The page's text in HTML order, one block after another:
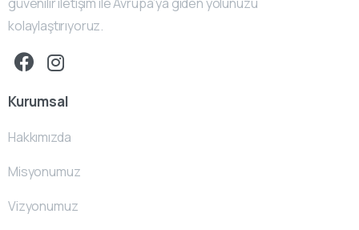
kolaylaştırıyoruz.
Kurumsal
Hakkımızda
Misyonumuz
Vizyonumuz